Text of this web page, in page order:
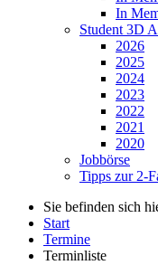
In
Student 3D
2026
2025
2024
2023
2022
2021
2020
Jobbörse
Tipps zur 2-
Sie befinden sich
Start
Termine
Terminliste